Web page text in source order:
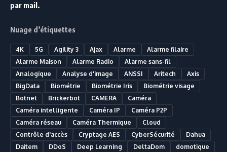
par mail.
Nuage d’étiquettes
4K 5G Agility 3 Ajax Alarme
Alarme filaire
Alarme Maison
Alarme Radio
Alarme sans-fil
Analogique
Analyse d'image ANSSI Aritech
Axis
BigData
Biométrie Biométrie Iris
Biométrie visage
Botnet
Brickerbot CAMERA
Caméra
Caméra intelligente
Caméra IP
Caméra P2P
Caméra réseau
Caméra Thermique
Cloud
Contrôle d'accès
Cryptage AES CyberSécurité
Dahua
Daitem
DDoS Deep Learning DeltaDom
domotique